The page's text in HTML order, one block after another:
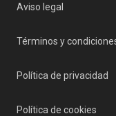
Aviso legal
Términos y
Política de privacidad
Política de cookies